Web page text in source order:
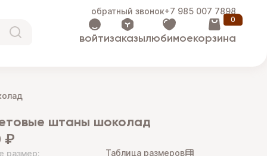
обратный звонок+7 985 007 7898
войтизаказылюбимое
0
корзина
штаны шоколад
₽
размер: Таблица размеров